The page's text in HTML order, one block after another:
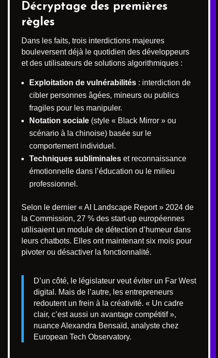
Décryptage des premières
règles
Dans les faits, trois interdictions majeures
bouleversent déjà le quotidien des développeurs
et des utilisateurs de solutions algorithmiques :
Exploitation de vulnérabilités : interdiction de
cibler personnes âgées, mineurs ou publics
fragiles pour les manipuler.
Notation sociale (style « Black Mirror » ou
scénario à la chinoise) basée sur le
comportement individuel.
Techniques subliminales et reconnaissance
émotionnelle dans l’éducation ou le milieu
professionnel.
Selon le dernier « AI Landscape Report » 2024 de
la Commission, 27 % des start-up européennes
utilisaient un module de détection d’humeur dans
leurs chatbots. Elles ont maintenant six mois pour
pivoter ou désactiver la fonctionnalité.
D’un côté, le législateur veut éviter un Far West
digital. Mais de l’autre, les entrepreneurs
redoutent un frein à la créativité. « Un cadre
clair, c’est aussi un avantage compétitif »,
nuance Alexandra Bensaïd, analyste chez
European Tech Observatory.